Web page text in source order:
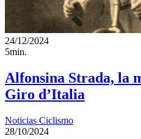
24/12/2024
5min.
Alfonsina Strada, la
Giro d’Italia
Noticias Ciclismo
28/10/2024